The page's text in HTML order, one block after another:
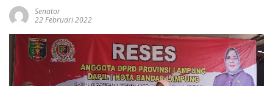
Senator
22 Februari 2022